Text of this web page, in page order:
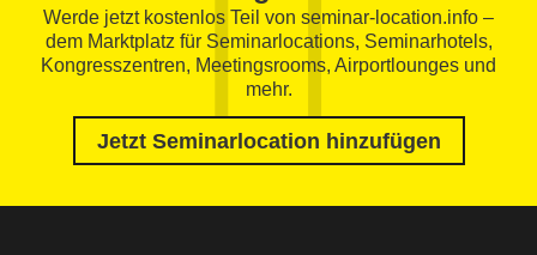
Werde jetzt kostenlos Teil von seminar-location.info –
dem Marktplatz für Seminarlocations, Seminarhotels,
Kongresszentren, Meetingsrooms, Airportlounges und
mehr.
Jetzt Seminarlocation hinzufügen